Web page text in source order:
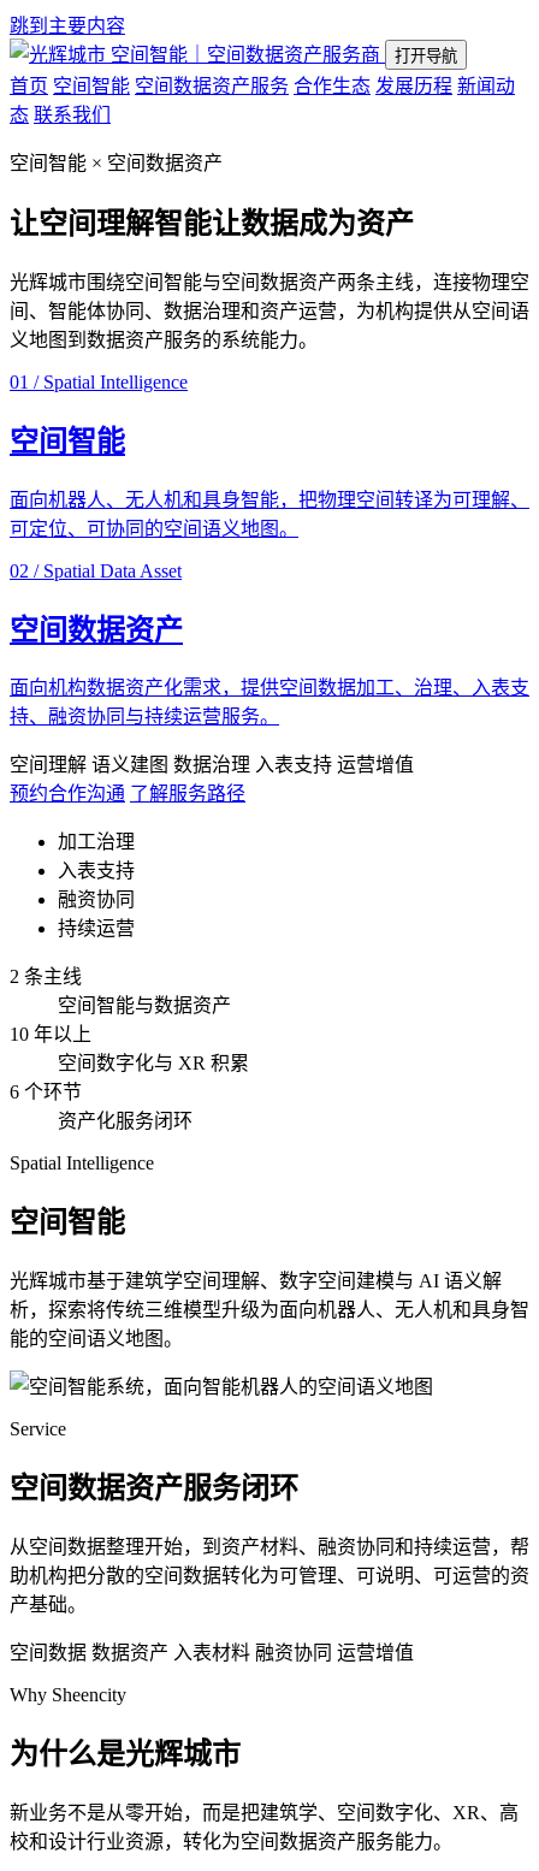
跳到主要内容
空间智能｜空间数据资产服务商
打开导航
首页 空间智能 空间数据资产服务 合作生态 发展历程 新闻动
态 联系我们
空间智能 × 空间数据资产
让空间理解智能让数据成为资产
光辉城市围绕空间智能与空间数据资产两条主线，连接物理空
间、智能体协同、数据治理和资产运营，为机构提供从空间语
义地图到数据资产服务的系统能力。
01 / Spatial Intelligence
空间智能
面向机器人、无人机和具身智能，把物理空间转译为可理解、
可定位、可协同的空间语义地图。
02 / Spatial Data Asset
空间数据资产
面向机构数据资产化需求，提供空间数据加工、治理、入表支
持、融资协同与持续运营服务。
空间理解 语义建图 数据治理 入表支持 运营增值
预约合作沟通 了解服务路径
加工治理
入表支持
融资协同
持续运营
2 条主线
空间智能与数据资产
10 年以上
空间数字化与 XR 积累
6 个环节
资产化服务闭环
Spatial Intelligence
空间智能
光辉城市基于建筑学空间理解、数字空间建模与 AI 语义解
析，探索将传统三维模型升级为面向机器人、无人机和具身智
能的空间语义地图。
Service
空间数据资产服务闭环
从空间数据整理开始，到资产材料、融资协同和持续运营，帮
助机构把分散的空间数据转化为可管理、可说明、可运营的资
产基础。
空间数据 数据资产 入表材料 融资协同 运营增值
Why Sheencity
为什么是光辉城市
新业务不是从零开始，而是把建筑学、空间数字化、XR、高
校和设计行业资源，转化为空间数据资产服务能力。